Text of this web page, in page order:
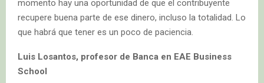
momento hay una oportunidad de que el contribuyente
recupere buena parte de ese dinero, incluso la totalidad. Lo
que habrá que tener es un poco de paciencia.
Luis Losantos, profesor de Banca en EAE Business
School